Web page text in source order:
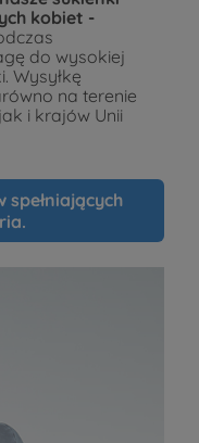
kobiet -
do wysokiej
Wysyłkę
na terenie
i krajów Unii